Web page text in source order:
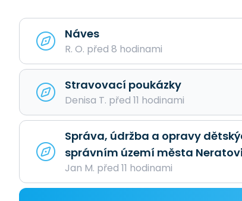
Náves
R. O. před 8 hodinami
Stravovací poukázky
Denisa T. před 11 hodinami
Správa, údržba a opravy
správním území města
Jan M. před 11 hodinami